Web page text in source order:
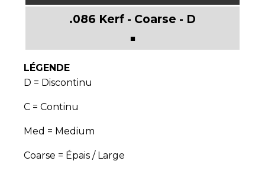
■
LÉGENDE
D = Discontinu
C = Continu
Med = Medium
Coarse = Épais / Large